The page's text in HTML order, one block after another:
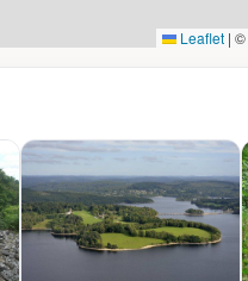
Leaflet | ©